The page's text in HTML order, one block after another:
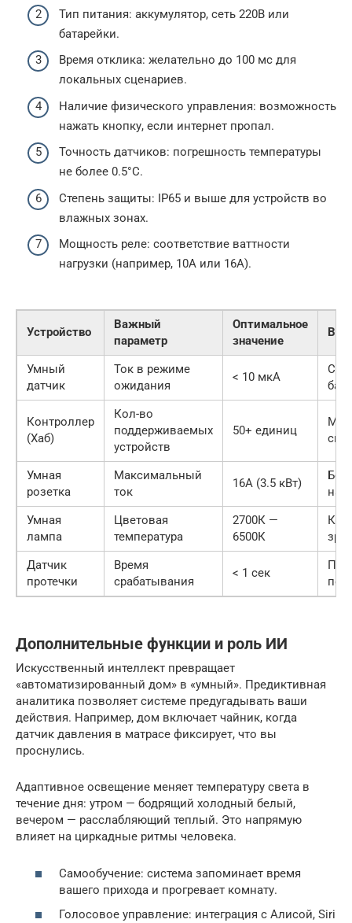
Тип питания: аккумулятор, сеть 220В или
батарейки.
Время отклика: желательно до 100 мс для
локальных сценариев.
Наличие физического управления: возможность
нажать кнопку, если интернет пропал.
Точность датчиков: погрешность температуры
не более 0.5°C.
Степень защиты: IP65 и выше для устройств во
влажных зонах.
Мощность реле: соответствие ваттности
нагрузки (например, 10А или 16А).
Устройство
Важный
параметр
Оптимальное
значение
Умный
датчик
Ток в режиме
ожидания
< 10 мкА
Контроллер
(Хаб)
Кол-во
поддерживаемых
устройств
50+ единиц
Умная
розетка
Максимальный
ток
16А (3.5 кВт)
Умная
лампа
Цветовая
температура
2700К —
6500К
Датчик
протечки
Время
срабатывания
< 1 сек
Дополнительные функции и роль ИИ
Искусственный интеллект превращает
«автоматизированный дом» в «умный». Предиктивная
аналитика позволяет системе предугадывать ваши
действия. Например, дом включает чайник, когда
датчик давления в матрасе фиксирует, что вы
проснулись.
Адаптивное освещение меняет температуру света в
течение дня: утром — бодрящий холодный белый,
вечером — расслабляющий теплый. Это напрямую
влияет на циркадные ритмы человека.
Самообучение: система запоминает время
вашего прихода и прогревает комнату.
Голосовое управление: интеграция с Алисой, Siri